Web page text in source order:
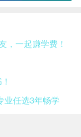
，一起赚学费！
业任选3年畅学